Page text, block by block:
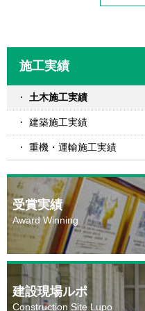
施工実績
土木施工実績
建築施工実績
重機・運輸施工実績
受賞実績
Award Winning
建設現場ルポ
Construction Site Lupo